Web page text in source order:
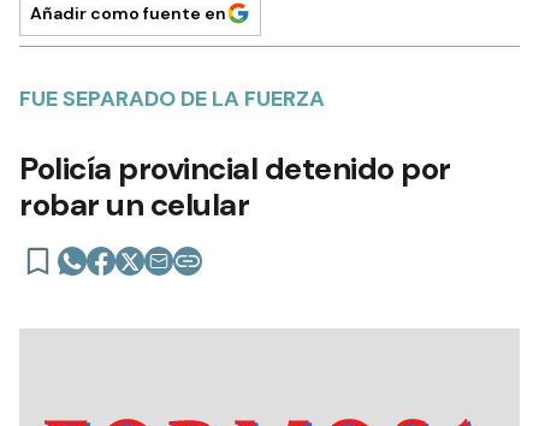
Añadir como fuente en
FUE SEPARADO DE LA FUERZA
Policía provincial detenido por
robar un celular